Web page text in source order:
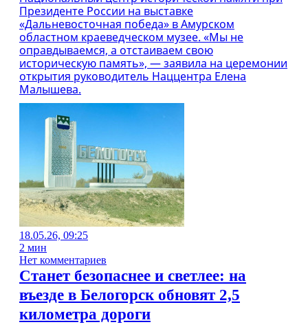
Президенте России на выставке
«Дальневосточная победа» в Амурском
областном краеведческом музее. «Мы не
оправдываемся, а отстаиваем свою
историческую память», — заявила на церемонии
открытия руководитель Наццентра Елена
Малышева.
18.05.26, 09:25
2 мин
Нет комментариев
Станет безопаснее и светлее: на
въезде в Белогорск обновят 2,5
километра дороги